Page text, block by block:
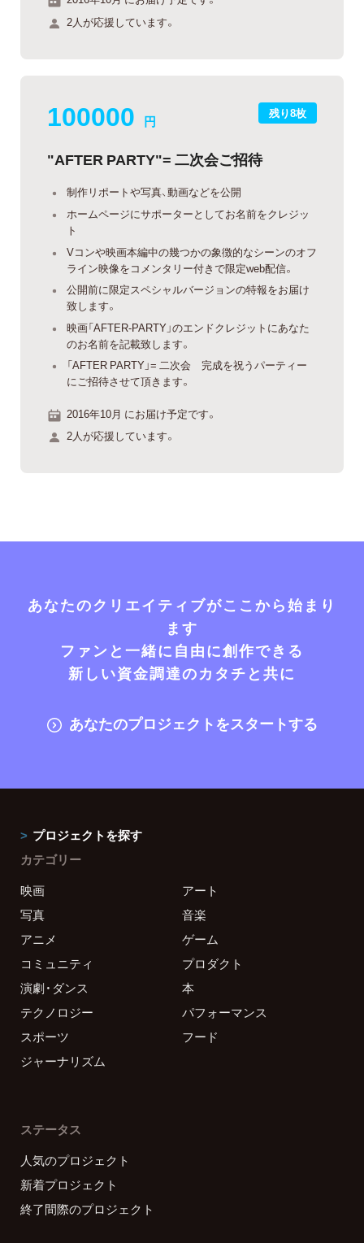
2人が応援しています。
残り8枚
100000 円
"AFTER PARTY"= 二次会ご招待
制作リポートや写真、動画などを公開
ホームページにサポーターとしてお名前をクレジッ
ト
Vコンや映画本編中の幾つかの象徴的なシーンのオフ
ライン映像をコメンタリー付きで限定web配信。
公開前に限定スペシャルバージョンの特報をお届け
致します。
映画「AFTER-PARTY」のエンドクレジットにあなた
のお名前を記載致します。
「AFTER PARTY」= 二次会 完成を祝うパーティー
にご招待させて頂きます。
2016年10月 にお届け予定です。
2人が応援しています。
あなたのクリエイティブがここから始まり
ます
ファンと一緒に自由に創作できる
新しい資金調達のカタチと共に
あなたのプロジェクトをスタートする
プロジェクトを探す
カテゴリー
映画
アート
写真
音楽
アニメ
ゲーム
コミュニティ
プロダクト
演劇・ダンス
本
テクノロジー
パフォーマンス
スポーツ
フード
ジャーナリズム
ステータス
人気のプロジェクト
新着プロジェクト
終了間際のプロジェクト